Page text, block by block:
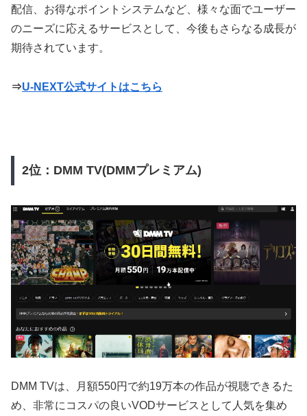
配信、お得なポイントシステムなど、様々な面でユーザー
のニーズに応えるサービスとして、今後もさらなる成長が
期待されています。
⇒U-NEXT公式サイトはこちら
2位：DMM TV(DMMプレミアム)
DMM TVは、月額550円で約19万本の作品が視聴できるた
め、非常にコスパの良いVODサービスとして人気を集め